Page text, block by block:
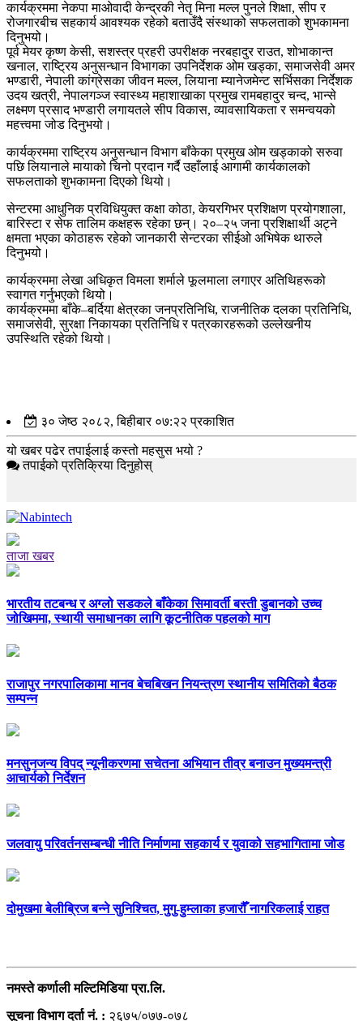
कार्यक्रममा नेकपा माओवादी केन्द्रकी नेतृ मिना मल्ल पुनले शिक्षा, सीप र
रोजगारबीच सहकार्य आवश्यक रहेको बताउँदै संस्थाको सफलताको शुभकामना
दिनुभयो।
पूर्व मेयर कृष्ण केसी, सशस्त्र प्रहरी उपरीक्षक नरबहादुर राउत, शोभाकान्त
खनाल, राष्ट्रिय अनुसन्धान विभागका उपनिर्देशक ओम खड्का, समाजसेवी अमर
भण्डारी, नेपाली कांग्रेसका जीवन मल्ल, लियाना म्यानेजमेन्ट सर्भिसका निर्देशक
उदय खत्री, नेपालगञ्ज स्वास्थ्य महाशाखाका प्रमुख रामबहादुर चन्द, भान्से
लक्ष्मण प्रसाद भण्डारी लगायतले सीप विकास, व्यावसायिकता र समन्वयको
महत्त्वमा जोड दिनुभयो।
कार्यक्रममा राष्ट्रिय अनुसन्धान विभाग बाँकेका प्रमुख ओम खड्काको सरुवा
पछि लियानाले मायाको चिनो प्रदान गर्दै उहाँलाई आगामी कार्यकालको
सफलताको शुभकामना दिएको थियो।
सेन्टरमा आधुनिक प्रविधियुक्त कक्षा कोठा, केयरगिभर प्रशिक्षण प्रयोगशाला,
बारिस्टा र सेफ तालिम कक्षहरू रहेका छन्। २०–२५ जना प्रशिक्षार्थी अट्ने
क्षमता भएका कोठाहरू रहेको जानकारी सेन्टरका सीईओ अभिषेक थारुले
दिनुभयो।
कार्यक्रममा लेखा अधिकृत विमला शर्माले फूलमाला लगाएर अतिथिहरूको
स्वागत गर्नुभएको थियो।
कार्यक्रममा बाँके–बर्दिया क्षेत्रका जनप्रतिनिधि, राजनीतिक दलका प्रतिनिधि,
समाजसेवी, सुरक्षा निकायका प्रतिनिधि र पत्रकारहरूको उल्लेखनीय
उपस्थिति रहेको थियो।
३० जेष्ठ २०८२, बिहीबार ०७:२२ प्रकाशित
यो खबर पढेर तपाईलाई कस्तो महसुस भयो ?
तपाईको प्रतिक्रिया दिनुहोस्
ताजा खबर
भारतीय तटबन्ध र अग्लो सडकले बाँकेका सिमावर्ती बस्ती डुबानको उच्च
जोखिममा, स्थायी समाधानका लागि कूटनीतिक पहलको माग
राजापुर नगरपालिकामा मानव बेचबिखन नियन्त्रण स्थानीय समितिको बैठक
सम्पन्न
मनसुनजन्य विपद् न्यूनीकरणमा सचेतना अभियान तीव्र बनाउन मुख्यमन्त्री
आचार्यको निर्देशन
जलवायु परिवर्तनसम्बन्धी नीति निर्माणमा सहकार्य र युवाको सहभागितामा जोड
दोमुखमा बेलीब्रिज बन्ने सुनिश्चित, मुगु-हुम्लाका हजारौँ नागरिकलाई राहत
नमस्ते कर्णाली मल्टिमिडिया प्रा.लि.
सूचना विभाग दर्ता नं. : २६७५/०७७-०७८